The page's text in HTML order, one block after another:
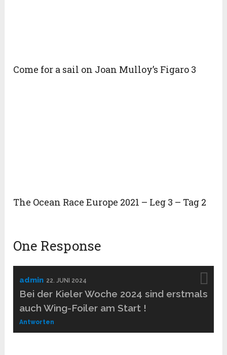
Come for a sail on Joan Mulloy’s Figaro 3
The Ocean Race Europe 2021 – Leg 3 – Tag 2
One Response
admin 22. JUNI 2024
Bei der Kieler Woche 2024 sind erstmals
auch Wing-Foiler am Start !
Antworten